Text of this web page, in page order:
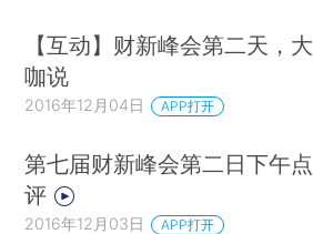
【互动】财新峰会第二天，大
咖说
2016年12月04日 APP打开
第七届财新峰会第二日下午点
评
2016年12月03日 APP打开